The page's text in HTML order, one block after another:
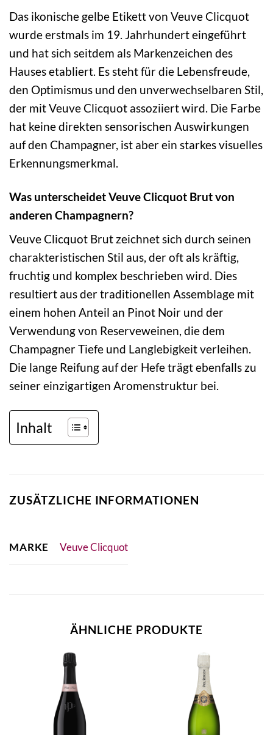
Das ikonische gelbe Etikett von Veuve Clicquot
wurde erstmals im 19. Jahrhundert eingeführt
und hat sich seitdem als Markenzeichen des
Hauses etabliert. Es steht für die Lebensfreude,
den Optimismus und den unverwechselbaren Stil,
der mit Veuve Clicquot assoziiert wird. Die Farbe
hat keine direkten sensorischen Auswirkungen
auf den Champagner, ist aber ein starkes visuelles
Erkennungsmerkmal.
Was unterscheidet Veuve Clicquot Brut von
anderen Champagnern?
Veuve Clicquot Brut zeichnet sich durch seinen
charakteristischen Stil aus, der oft als kräftig,
fruchtig und komplex beschrieben wird. Dies
resultiert aus der traditionellen Assemblage mit
einem hohen Anteil an Pinot Noir und der
Verwendung von Reserveweinen, die dem
Champagner Tiefe und Langlebigkeit verleihen.
Die lange Reifung auf der Hefe trägt ebenfalls zu
seiner einzigartigen Aromenstruktur bei.
Inhalt
ZUSÄTZLICHE INFORMATIONEN
MARKE Veuve Clicquot
ÄHNLICHE PRODUKTE